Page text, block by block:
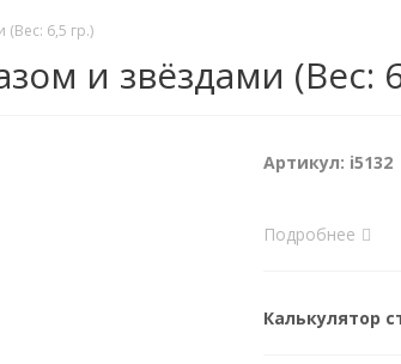
(Вес: 6,5 гр.)
и звёздами (Вес:
Артикул: i5132
Подробнее
Калькулятор